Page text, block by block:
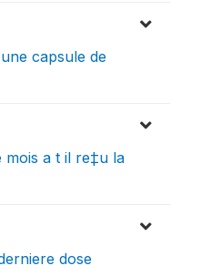
capsule de
mois a t il re‡u la
dose